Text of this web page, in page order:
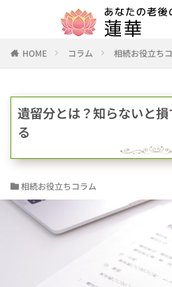
HOME コラム 相続お役立ち
遺留分とは？知らないと
る
相続お役立ちコラム